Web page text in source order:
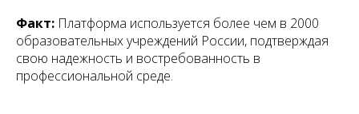
Факт: Платформа используется более чем в 2000
образовательных учреждений России, подтверждая
свою надежность и востребованность в
профессиональной среде.